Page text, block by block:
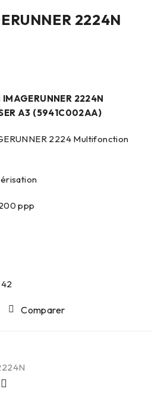
2224N
2224N
A3 (5941C002AA)
2224 Multifonction
ppp
Comparer